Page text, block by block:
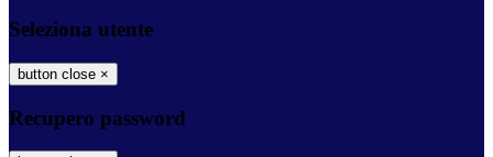
Seleziona utente
button close ×
Recupero password